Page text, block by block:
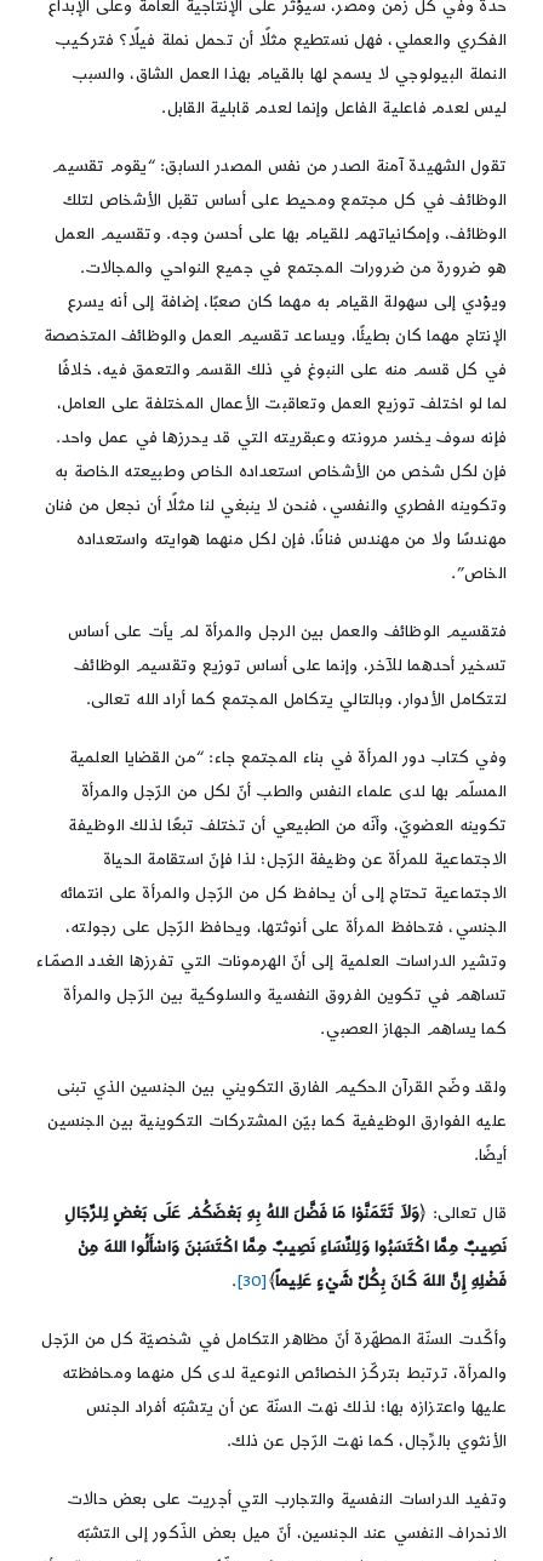
حدة وفي كل زمن ومصر، سيؤثر على الإنتاجية العامة وعلى الإبداع
الفكري والعملي، فهل نستطيع مثلًا أن تحمل نملة فيلًا؟ فتركيب
النملة البيولوجي لا يسمح لها بالقيام بهذا العمل الشاق، والسبب
ليس لعدم فاعلية الفاعل وإنما لعدم قابلية القابل.
تقول الشهيدة آمنة الصدر من نفس المصدر السابق: “يقوم تقسيم
الوظائف في كل مجتمع ومحيط على أساس تقبل الأشخاص لتلك
الوظائف، وإمكانياتهم للقيام بها على أحسن وجه. وتقسيم العمل
هو ضرورة من ضرورات المجتمع في جميع النواحي والمجالات.
ويؤدي إلى سهولة القيام به مهما كان صعبًا، إضافة إلى أنه يسرع
الإنتاج مهما كان بطيئًا، ويساعد تقسيم العمل والوظائف المتخصصة
في كل قسم منه على النبوغ في ذلك القسم والتعمق فيه، خلافًا
لما لو اختلف توزيع العمل وتعاقبت الأعمال المختلفة على العامل،
فإنه سوف يخسر مرونته وعبقريته التي قد يحرزها في عمل واحد.
فإن لكل شخص من الأشخاص استعداده الخاص وطبيعته الخاصة به
وتكوينه الفطري والنفسي، فنحن لا ينبغي لنا مثلًا أن نجعل من فنان
مهندسًا ولا من مهندس فنانًا، فإن لكل منهما هوايته واستعداده
الخاص”.
فتقسيم الوظائف والعمل بين الرجل والمرأة لم يأت على أساس
تسخير أحدهما للآخر، وإنما على أساس توزيع وتقسيم الوظائف
لتتكامل الأدوار، وبالتالي يتكامل المجتمع كما أراد الله تعالى.
وفي كتاب دور المرأة في بناء المجتمع جاء: “من القضايا العلمية
المسلّم بها لدى علماء النفس والطب أنّ لكل من الرّجل والمرأة
تكوينه العضويّ، وأنّه من الطبيعي أن تختلف تبعًا لذلك الوظيفة
الاجتماعية للمرأة عن وظيفة الرّجل؛ لذا فإنّ استقامة الحياة
الاجتماعية تحتاج إلى أن يحافظ كل من الرّجل والمرأة على انتمائه
الجنسي، فتحافظ المرأة على أنوثتها، ويحافظ الرّجل على رجولته،
وتشير الدراسات العلمية إلى أنّ الهرمونات التي تفرزها الغدد الصمّـاء
تساهم في تكوين الفروق النفسية والسلوكية بين الرّجل والمرأة
كما يساهم الجهاز العصبي.
ولقد وضّح القرآن الحكيم الفارق التكويني بين الجنسين الذي تبنى
عليه الفوارق الوظيفية كما بيّن المشتركات التكوينية بين الجنسين
أيضًا.
قال تعالى: ﴿وَلاَ تَتَمَنَّوْا مَا فَضَّلَ اللهُ بِهِ بَعْضَكُمْ عَلَى بَعْضٍ لِلرِّجَالِ
نَصِيبٌ مِمَّا اكْتَسَبُوا وَلِلنِّسَاءِ نَصِيبٌ مِمَّا اكْتَسَبْنَ وَاسْأَلُوا اللهَ مِنْ
فَضْلِهِ إِنَّ اللهَ كَانَ بِكُلِّ شَيْءٍ عَلِيماً﴾[30]
.
وأكّدت السنّة المطهّرة أنّ مظاهر التكامل في شخصيّة كل من الرّجل
والمرأة، ترتبط بتركّز الخصائص النوعية لدى كل منهما ومحافظته
عليها واعتزازه بها؛ لذلك نهت السنّة عن أن يتشبّه أفراد الجنس
الأنثوي بالرِّجال، كما نهت الرّجل عن ذلك.
وتفيد الدراسات النفسية والتجارب التي أجريت على بعض حالات
الانحراف النفسي عند الجنسين، أنّ ميل بعض الذّكور إلى التشبّه